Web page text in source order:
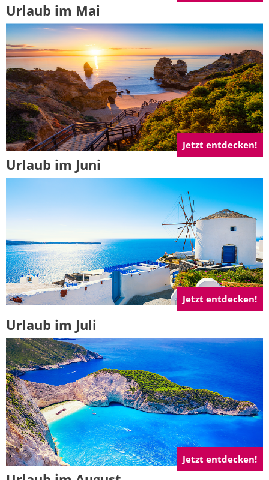
Urlaub im Mai
Jetzt entdecken!
Urlaub im Juni
Jetzt entdecken!
Urlaub im Juli
Jetzt entdecken!